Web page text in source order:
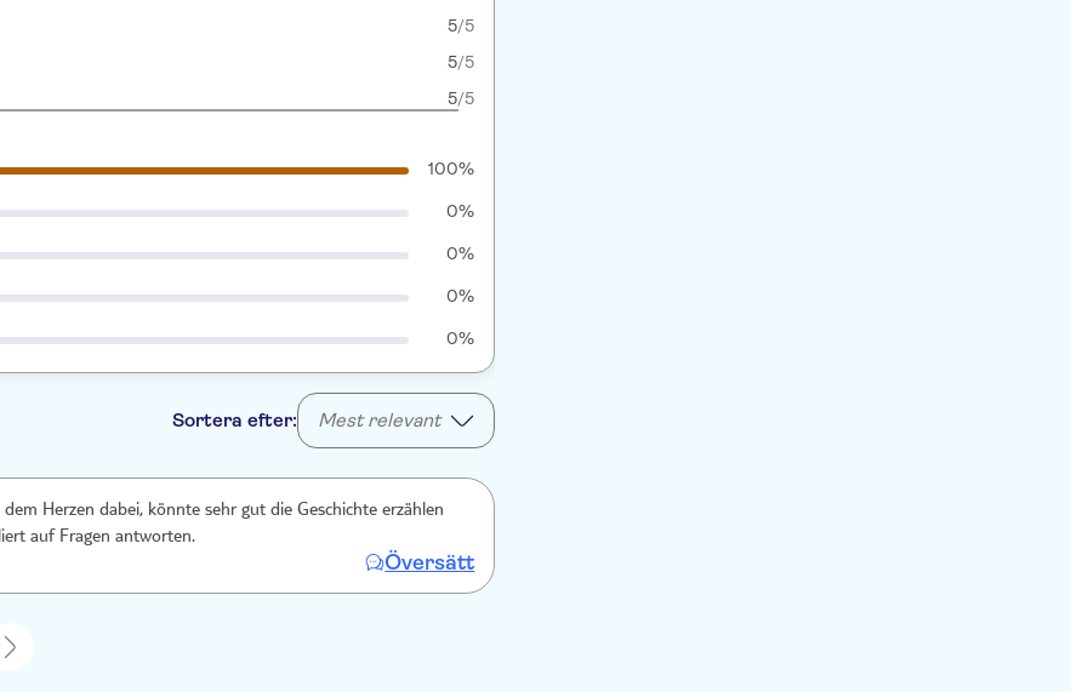
5/5
5/5
5/5
100%
0%
0%
0%
0%
Sortera efter: Mest relevant
Herzen dabei, könnte sehr gut die Geschichte erzählen
auf Fragen antworten.
Översätt